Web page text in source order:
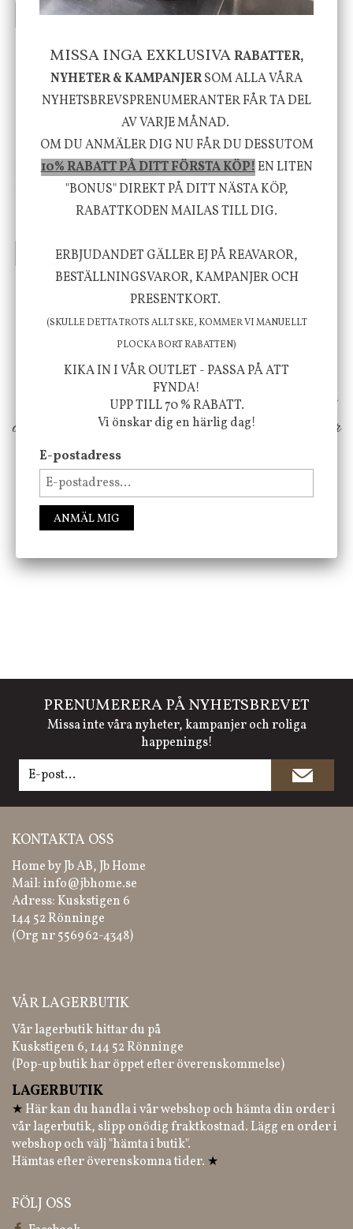
INFO KÖP INFO KÖP
House Doctor
Skål, Hands marmor
-20%
KÖP
Nicolas Vahé
Serveringsfat, Ostron,
Stengods
INFO KÖP
Vi vill förmedla känsla, upplevelse och
välbefinnande för dig och ditt hem! Med
inspiration från naturen och dess färgpalett
erbjuder vi omsorgsfullt utvalda produkter som
ökar trivsel i ditt hem och ger det lilla extra för
att öka ditt välmående!
FÖLJ OSS PÅ INSTAGRAM @JBHOME
PRENUMERERA PÅ NYHETSBREVET
Missa inte våra nyheter, kampanjer och roliga
happenings!
KONTAKTA OSS
Home by Jb AB, Jb Home
Mail:info@jbhome.se
Adress: Kuskstigen 6
144 52 Rönninge
(Org nr 556962-4348)
VÅR LAGERBUTIK
Vår lagerbutik hittar du på
Kuskstigen 6, 144 52 Rönninge
(Pop-up butik har öppet efter överenskommelse)
LAGERBUTIK
★ Här kan du handla i vår webshop och hämta din order i
vår lagerbutik, slipp onödig fraktkostnad. Lägg en order i
webshop och välj "hämta i butik".
Hämtas efter överenskomna tider. ★
FÖLJ OSS
MISSA INGA EXKLUSIVARABATTER,
NYHETER & KAMPANJERSOM ALLA VÅRA
NYHETSBREVSPRENUMERANTER FÅR TA DEL
AV VARJE MÅNAD.
OM DU ANMÄLER DIG NU FÅR DU DESSUTOM
10% RABATT PÅ DITT FÖRSTA KÖP!EN LITEN
"BONUS" DIREKT PÅ DITT NÄSTA KÖP,
RABATTKODEN MAILAS TILL DIG.
ERBJUDANDET GÄLLER EJ PÅ REAVAROR,
BESTÄLLNINGSVAROR, KAMPANJER OCH
PRESENTKORT.
(SKULLE DETTA TROTS ALLT SKE, KOMMER VI MANUELLT
PLOCKA BORT RABATTEN)
KIKA IN I VÅR OUTLET - PASSA PÅ ATT
FYNDA!
UPP TILL 70 % RABATT.
Vi önskar dig en härlig dag!
E-postadress
ANMÄL MIG